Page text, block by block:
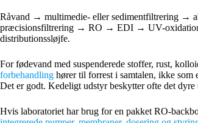
Råvand → multimedie- eller sedimentfiltrering →
præcisionsfiltrering → RO → EDI → UV-
distributionssløjfe.
For fødevand med suspenderede stoffer, rust,
forbehandling hører til forrest i samtalen, ikke som
Det er godt. Kedeligt udstyr beskytter ofte det dyre
Hvis laboratoriet har brug for en pakket RO-